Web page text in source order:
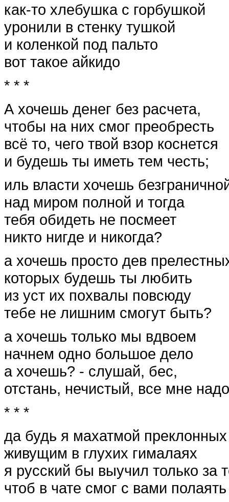
как-то хлебушка с горбушкой
уронили в стенку тушкой
и коленкой под пальто
вот такое айкидо
* * *
А хочешь денег без расчета,
чтобы на них смог преобресть
всё то, чего твой взор коснется
и будешь ты иметь тем честь;
иль власти хочешь
над миром полной и тогда
тебя обидеть не посмеет
никто нигде и никогда?
а хочешь просто дев
которых будешь ты любить
из уст их похвалы повсюду
тебе не лишним смогут быть?
а хочешь только мы вдвоем
начнем одно большое дело
а хочешь? - слушай, бес,
отстань, нечистый, все мне
* * *
да будь я махатмой преклонных
живущим в глухих гималаях
я русский бы выучил только за
чтоб в чате смог с вами полаять